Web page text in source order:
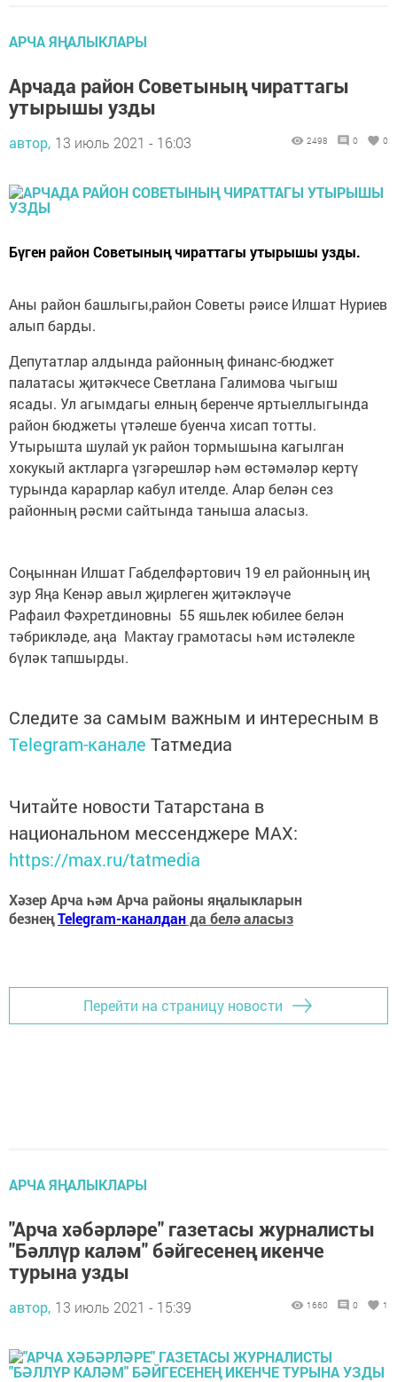
АРЧА ЯҢАЛЫКЛАРЫ
Арчада район Советының чираттагы
утырышы узды
автор, 13 июль 2021 - 16:03 2498 0 0
Бүген район Советының чираттагы утырышы узды.
Аны район башлыгы,район Советы рәисе Илшат Нуриев
алып барды.
Депутатлар алдында районның финанс-бюджет
палатасы җитәкчесе Светлана Галимова чыгыш
ясады. Ул агымдагы елның беренче яртыеллыгында
район бюджеты үтәлеше буенча хисап тотты.
Утырышта шулай ук район тормышына кагылган
хокукый актларга үзгәрешләр һәм өстәмәләр кертү
турында карарлар кабул ителде. Алар белән сез
районның рәсми сайтында таныша аласыз.
Соңыннан Илшат Габделфәртович 19 ел районның иң
зур Яңа Кенәр авыл җирлеген җитәкләүче
Рафаил Фәхретдиновны 55 яшьлек юбилее белән
тәбрикләде, аңа Мактау грамотасы һәм истәлекле
бүләк тапшырды.
Следите за самым важным и интересным в
Telegram-канале Татмедиа
Читайте новости Татарстана в
национальном мессенджере MАХ:
https://max.ru/tatmedia
Хәзер Арча һәм Арча районы яңалыкларын
безнеңTelegram-каналданда белә аласыз
Перейти на страницу новости
АРЧА ЯҢАЛЫКЛАРЫ
"Арча хәбәрләре" газетасы журналисты
"Бәллүр каләм" бәйгесенең икенче
турына узды
автор, 13 июль 2021 - 15:39 1660 0 1